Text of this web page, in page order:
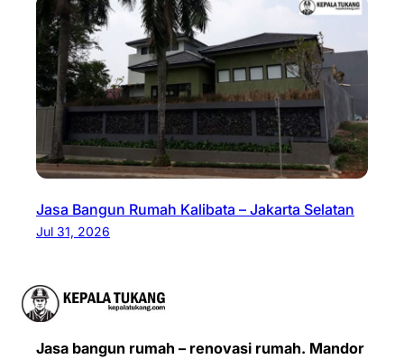
Jasa Bangun Rumah Kalibata – Jakarta Selatan
Jul 31, 2026
Jasa bangun rumah – renovasi rumah. Mandor